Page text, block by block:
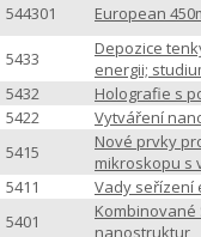
544301
European
5433
Depozice
energii;
5432
Holografie s
5422
Vytváření
5415
Nové prvky
mikroskopu s
5411
Vady seřízení
5401
Kombinované
nanostruktur